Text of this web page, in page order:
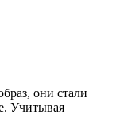
они стали
Учитывая